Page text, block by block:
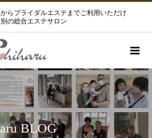
らブライダルエステまでご利用いただけ
の総合エステサロン
BLOG